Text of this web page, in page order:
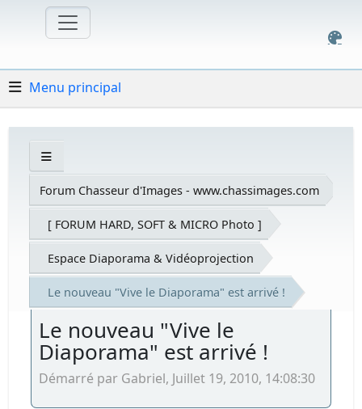
Menu principal
Forum Chasseur d'Images - www.chassimages.com
[ FORUM HARD, SOFT & MICRO Photo ]
Espace Diaporama & Vidéoprojection
Le nouveau "Vive le Diaporama" est arrivé !
Le nouveau "Vive le
Diaporama" est arrivé !
Démarré par Gabriel, Juillet 19, 2010, 14:08:30